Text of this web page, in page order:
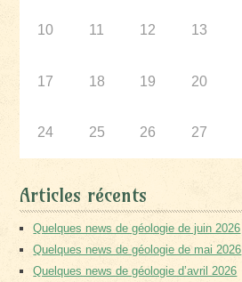
10 11 12 13
17 18 19 20
24 25 26 27
Articles récents
Quelques news de géologie de juin 2026
Quelques news de géologie de mai 2026
Quelques news de géologie d’avril 2026